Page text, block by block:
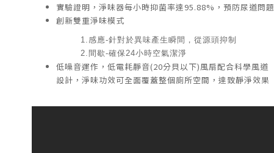
實驗證明，淨味器每小時抑菌率達95.88%，預防尿道問題
創新雙重淨味模式
1.感應-針對於異味產生瞬間，從源頭抑制
2.間歇-確保24小時空氣潔淨
低噪音運作，低電耗靜音(20分貝以下)風扇配合科學風道
設計，淨味功效可全面覆蓋整個廁所空間，達致靜淨效果